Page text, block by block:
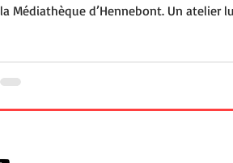
la Médiathèque d’Hennebont. Un atelier
s’amuser ensemble.